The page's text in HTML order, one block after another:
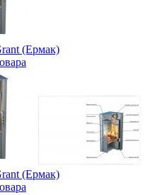
(Ермак)
(Ермак)